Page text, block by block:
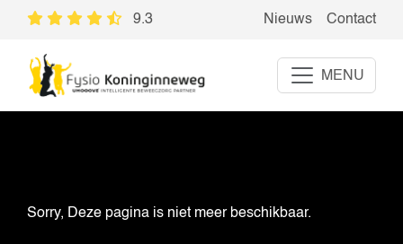
9.3 Nieuws Contact
MENU
404Error
Sorry, Deze pagina is niet meer beschikbaar.